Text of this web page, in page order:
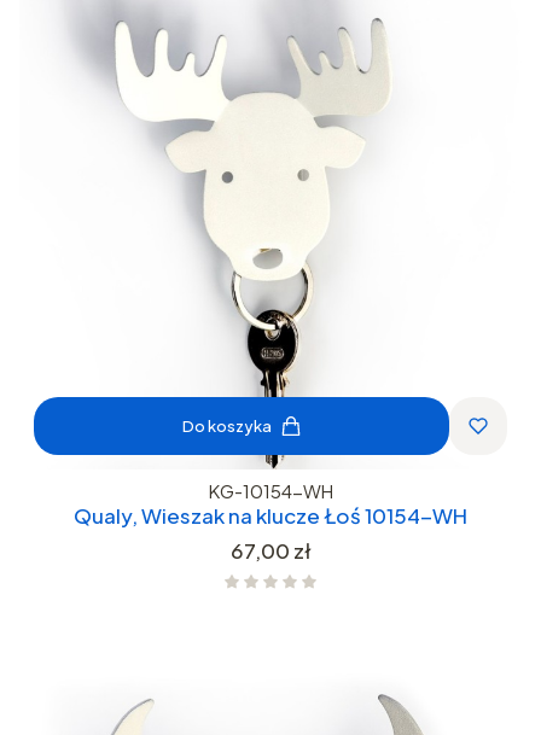
Do koszyka
KG-10154-WH
Qualy, Wieszak na klucze Łoś 10154-WH
Cena
67,00 zł